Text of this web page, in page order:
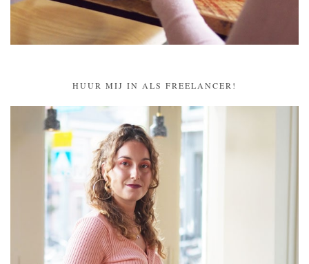
HUUR MIJ IN ALS FREELANCER!